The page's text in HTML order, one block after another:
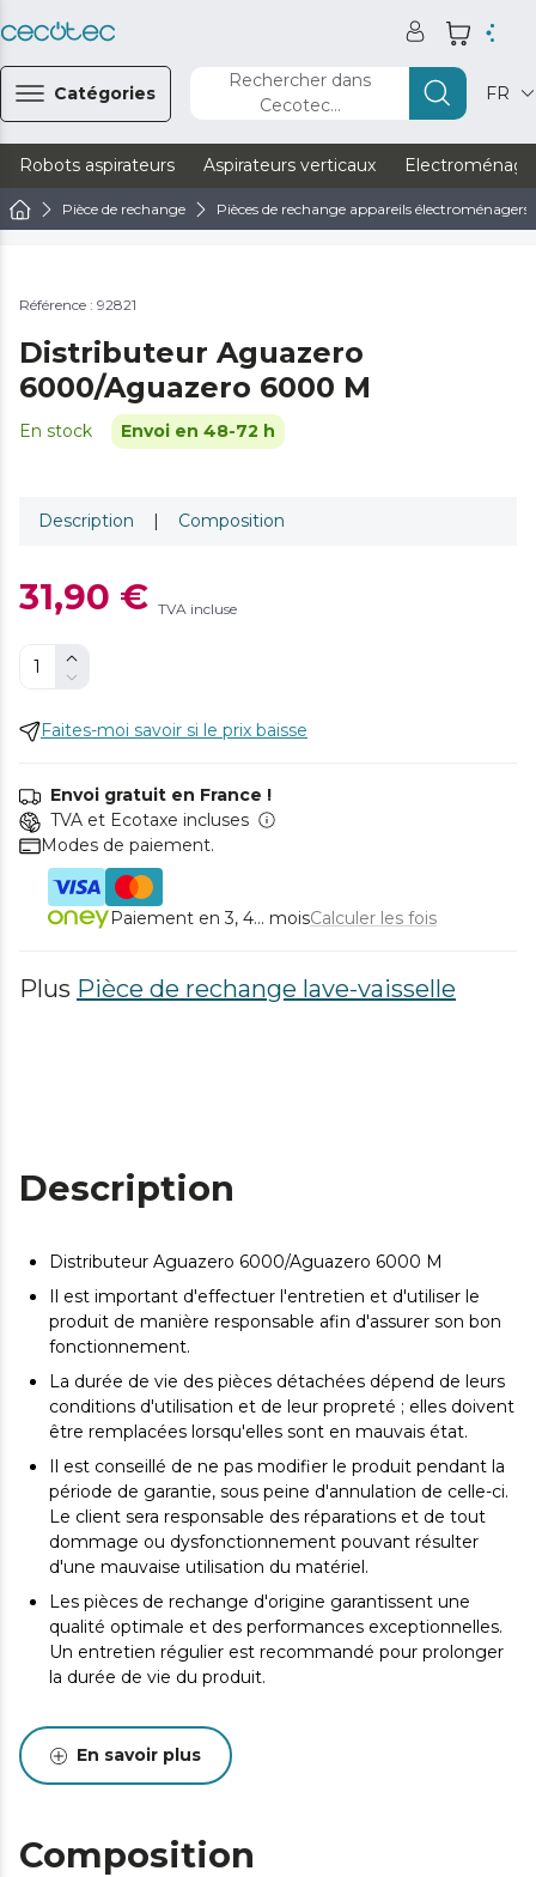
Catégories
Rechercher dans
Cecotec...
FR
Robots aspirateurs Aspirateurs verticaux
Pièce de rechange Pièces de rechange appareils électroménagers
Référence : 92821
Distributeur Aguazero
6000/Aguazero 6000 M
En stock Envoi en 48-72 h
Description | Composition
31,90 € TVA incluse
Faites-moi savoir si le prix baisse
Envoi gratuit en France !
TVA et Ecotaxe incluses
Modes de paiement.
Paiement en 3, 4... moisCalculer les fois
Plus Pièce de rechange lave-vaisselle
Description
Distributeur Aguazero 6000/Aguazero 6000 M
Il est important d'effectuer l'entretien et d'utiliser le
produit de manière responsable afin d'assurer son bon
fonctionnement.
La durée de vie des pièces détachées dépend de leurs
conditions d'utilisation et de leur propreté ; elles doivent
être remplacées lorsqu'elles sont en mauvais état.
Il est conseillé de ne pas modifier le produit pendant la
période de garantie, sous peine d'annulation de celle-ci.
Le client sera responsable des réparations et de tout
dommage ou dysfonctionnement pouvant résulter
d'une mauvaise utilisation du matériel.
Les pièces de rechange d'origine garantissent une
qualité optimale et des performances exceptionnelles.
Un entretien régulier est recommandé pour prolonger
la durée de vie du produit.
En savoir plus
Composition